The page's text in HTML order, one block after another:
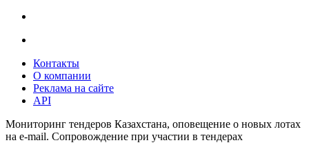
Контакты
О компании
Реклама на сайте
API
Мониторинг тендеров Казахстана, оповещение о новых лотах
на e-mail. Сопровождение при участии в тендерах